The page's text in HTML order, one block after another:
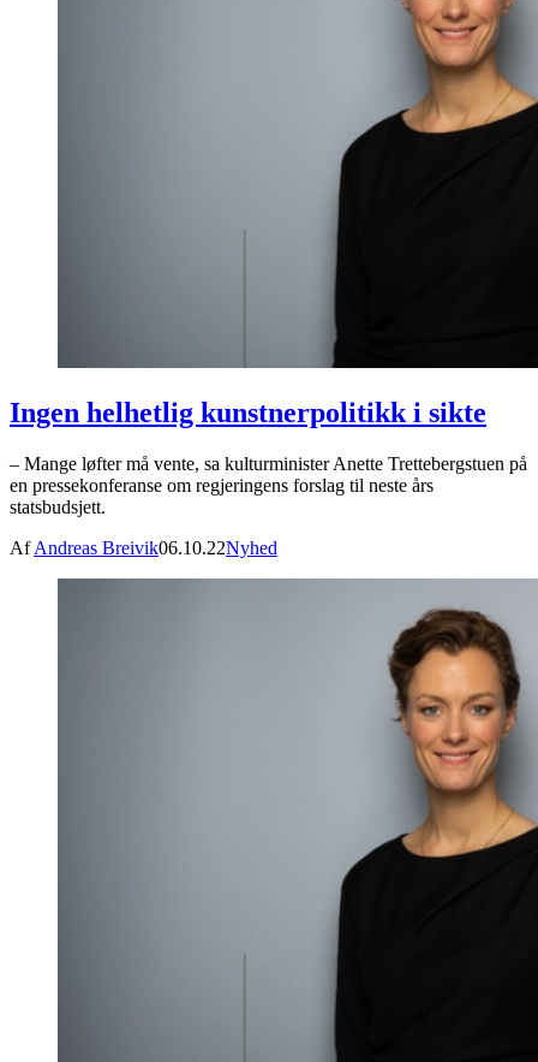
Ingen helhetlig kunstnerpolitikk i sikte
– Mange løfter må vente, sa kulturminister Anette Trettebergstuen på
en pressekonferanse om regjeringens forslag til neste års
statsbudsjett.
AfAndreas Breivik06.10.22Nyhed